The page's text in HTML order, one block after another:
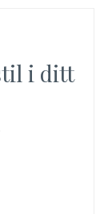
i ditt